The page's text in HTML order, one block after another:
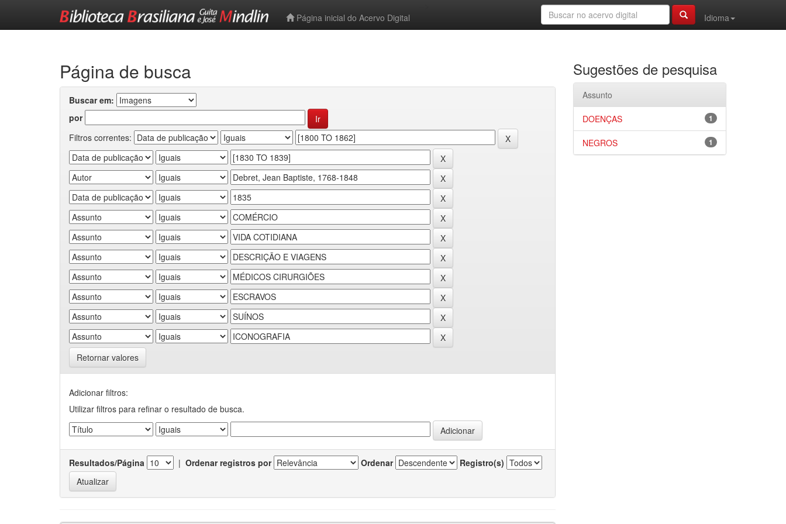
Página inicial do Acervo Digital
Idioma
Página de busca
Buscar em:
por
Filtros correntes:
Retornar valores
Adicionar filtros:
Utilizar filtros para refinar o resultado de busca.
Resultados/Página | Ordenar registros por Ordenar Registro(s)
Sugestões de pesquisa
Assunto
1
DOENÇAS
1
NEGROS